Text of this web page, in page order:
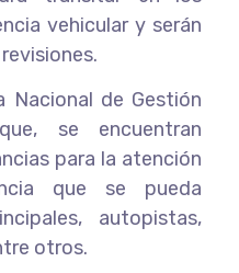
vehicular y serán
Nacional de Gestión
se encuentran
para la atención
que se pueda
autopistas,
otros.